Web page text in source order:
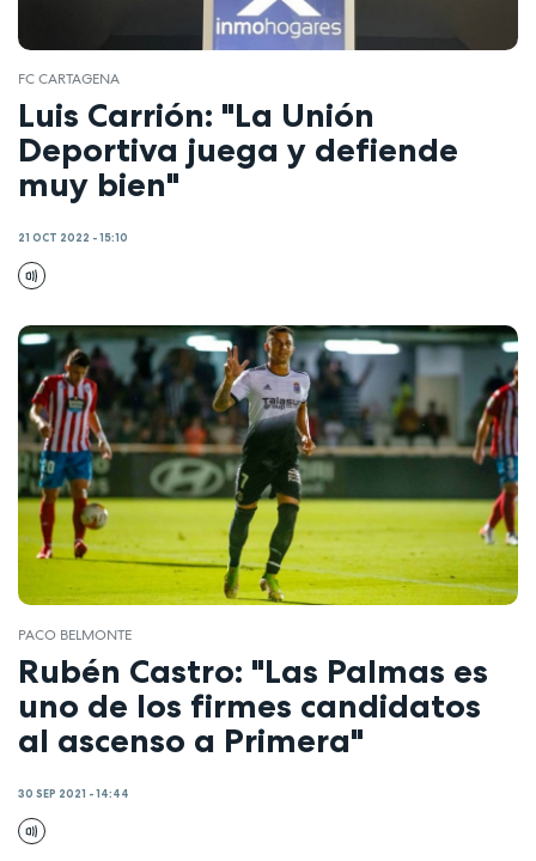
FC CARTAGENA
Luis Carrión: "La Unión
Deportiva juega y defiende
muy bien"
21 OCT 2022 - 15:10
PACO BELMONTE
Rubén Castro: "Las Palmas es
uno de los firmes candidatos
al ascenso a Primera"
30 SEP 2021 - 14:44